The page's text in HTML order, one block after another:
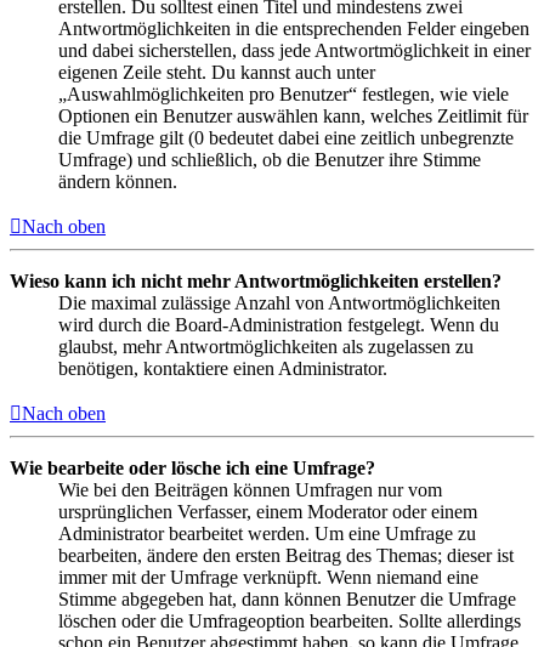
erstellen. Du solltest einen Titel und mindestens zwei
Antwortmöglichkeiten in die entsprechenden Felder eingeben
und dabei sicherstellen, dass jede Antwortmöglichkeit in einer
eigenen Zeile steht. Du kannst auch unter
„Auswahlmöglichkeiten pro Benutzer“ festlegen, wie viele
Optionen ein Benutzer auswählen kann, welches Zeitlimit für
die Umfrage gilt (0 bedeutet dabei eine zeitlich unbegrenzte
Umfrage) und schließlich, ob die Benutzer ihre Stimme
ändern können.
Nach oben
Wieso kann ich nicht mehr Antwortmöglichkeiten erstellen?
Die maximal zulässige Anzahl von Antwortmöglichkeiten
wird durch die Board-Administration festgelegt. Wenn du
glaubst, mehr Antwortmöglichkeiten als zugelassen zu
benötigen, kontaktiere einen Administrator.
Nach oben
Wie bearbeite oder lösche ich eine Umfrage?
Wie bei den Beiträgen können Umfragen nur vom
ursprünglichen Verfasser, einem Moderator oder einem
Administrator bearbeitet werden. Um eine Umfrage zu
bearbeiten, ändere den ersten Beitrag des Themas; dieser ist
immer mit der Umfrage verknüpft. Wenn niemand eine
Stimme abgegeben hat, dann können Benutzer die Umfrage
löschen oder die Umfrageoption bearbeiten. Sollte allerdings
schon ein Benutzer abgestimmt haben, so kann die Umfrage